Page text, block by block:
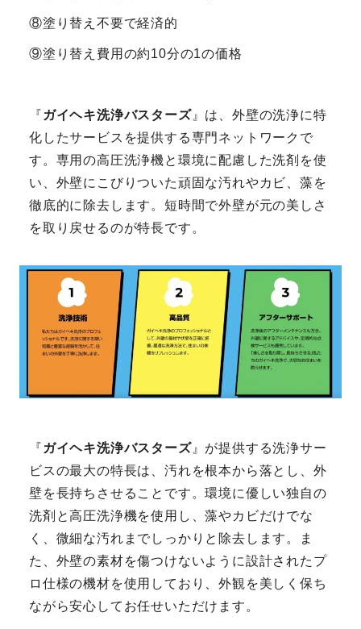
⑧塗り替え不要で経済的
⑨塗り替え費用の約10分の1の価格
『 ガイヘキ洗浄バスターズ』は、外壁の洗浄に特
化したサービスを提供する専門ネットワークで
す。専用の高圧洗浄機と環境に配慮した洗剤を使
い、外壁にこびりついた頑固な汚れやカビ、藻を
徹底的に除去します。短時間で外壁が元の美しさ
を取り戻せるのが特長です。
『 ガイヘキ洗浄バスターズ』が提供する洗浄サー
ビスの最大の特長は、汚れを根本から落とし、外
壁を長持ちさせることです。環境に優しい独自の
洗剤と高圧洗浄機を使用し、藻やカビだけでな
く、微細な汚れまでしっかりと除去します。ま
た、外壁の素材を傷つけないように設計されたプ
ロ仕様の機材を使用しており、外観を美しく保ち
ながら安心してお任せいただけます。